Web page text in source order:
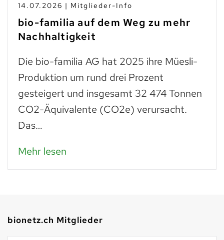
10.07.2026 | Branchen-News
Taste Not Waste: Food Save bis
zum Teller
Trockenes Brot ist fast genauso wertvoll
wie frisches. Man muss einfach wissen,
was man daraus zubereiten kann: zu
Paniermehl verarbeitet, lassen…
bionetz.ch Mitglieder